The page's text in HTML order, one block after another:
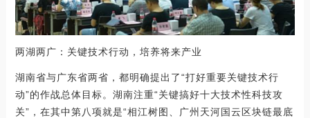
两湖两广：关键技术行动，培养将来产业
湖南省与广东省两省，都明确提出了“打好重要关键技术行
动”的作战总体目标。湖南注重“关键搞好十大技术性科技攻
关”，在其中第八项就是“相江树图、广州天河国云区块链最底